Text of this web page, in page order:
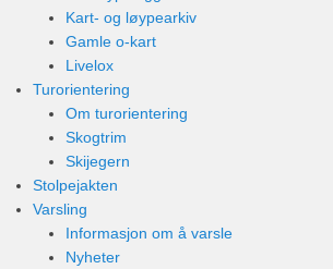
Kart- og løypearkiv
Gamle o-kart
Livelox
Turorientering
Om turorientering
Skogtrim
Skijegern
Stolpejakten
Varsling
Informasjon om å varsle
Nyheter